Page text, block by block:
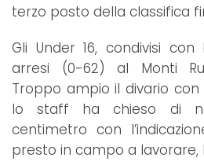
terzo posto della classifica
Gli Under 16, condivisi
arresi (0-62) al Monti
Troppo ampio il divario con
lo staff ha chieso di
centimetro con
presto in campo a lavorare,